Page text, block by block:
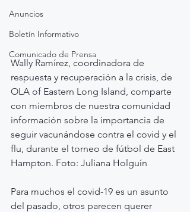
Anuncios
Boletín Informativo
Comunicado de Prensa
Wally Ramírez, coordinadora de
respuesta y recuperación a la crisis, de
OLA of Eastern Long Island, comparte
con miembros de nuestra comunidad
información sobre la importancia de
seguir vacunándose contra el covid y el
flu, durante el torneo de fútbol de East
Hampton. Foto: Juliana Holguín
Para muchos el covid-19 es un asunto
del pasado, otros parecen querer